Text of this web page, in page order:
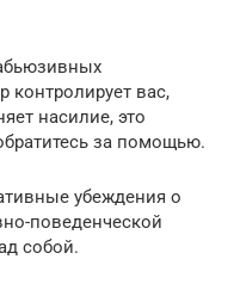
контролирует вас,
насилие, это
за помощью.
убеждения о
поведенческой
собой.